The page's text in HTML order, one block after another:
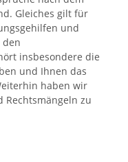
Gleiches gilt für
und
den
insbesondere die
und Ihnen das
haben wir
Rechtsmängeln zu